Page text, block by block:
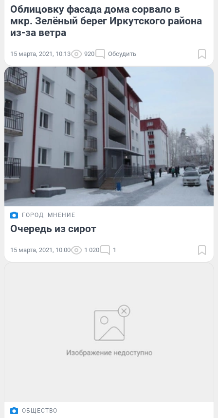
Облицовку фасада дома сорвало в
мкр. Зелёный берег Иркутского района
из-за ветра
15 марта, 2021, 10:13 920 Обсудить
ГОРОД МНЕНИЕ
Очередь из сирот
15 марта, 2021, 10:00 1 020 1
ОБЩЕСТВО